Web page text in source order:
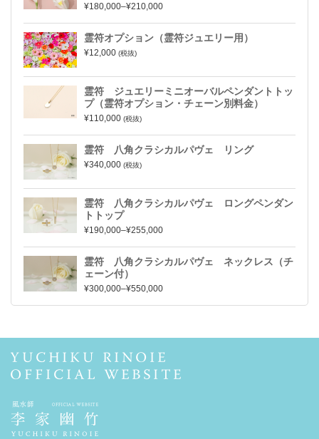
¥180,000–¥210,000
霊符オプション（霊符ジュエリー用）
¥12,000 (税抜)
霊符 ジュエリーミニオーバルペンダントトッ
プ（霊符オプション・チェーン別料金）
¥110,000 (税抜)
霊符 八角クラシカルパヴェ リング
¥340,000 (税抜)
霊符 八角クラシカルパヴェ ロングペンダン
トトップ
¥190,000–¥255,000
霊符 八角クラシカルパヴェ ネックレス（チ
ェーン付）
¥300,000–¥550,000